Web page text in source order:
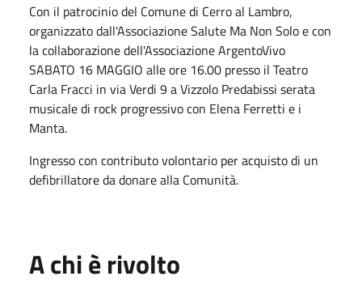
Con il patrocinio del Comune di Cerro al Lambro,
organizzato dall'Associazione Salute Ma Non Solo e con
la collaborazione dell'Associazione ArgentoVivo
SABATO 16 MAGGIO alle ore 16.00 presso il Teatro
Carla Fracci in via Verdi 9 a Vizzolo Predabissi serata
musicale di rock progressivo con Elena Ferretti e i
Manta.
Ingresso con contributo volontario per acquisto di un
defibrillatore da donare alla Comunità.
A chi è rivolto